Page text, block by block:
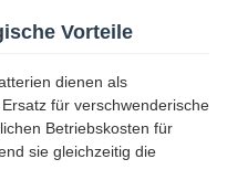
Vorteile
dienen als
für verschwenderische
Betriebskosten für
sie gleichzeitig die